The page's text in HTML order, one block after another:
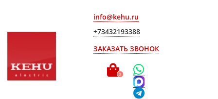
info@kehu.ru
+73432193388
ЗАКАЗАТЬ ЗВОНОК
0